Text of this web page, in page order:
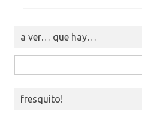
a ver… que hay…
fresquito!